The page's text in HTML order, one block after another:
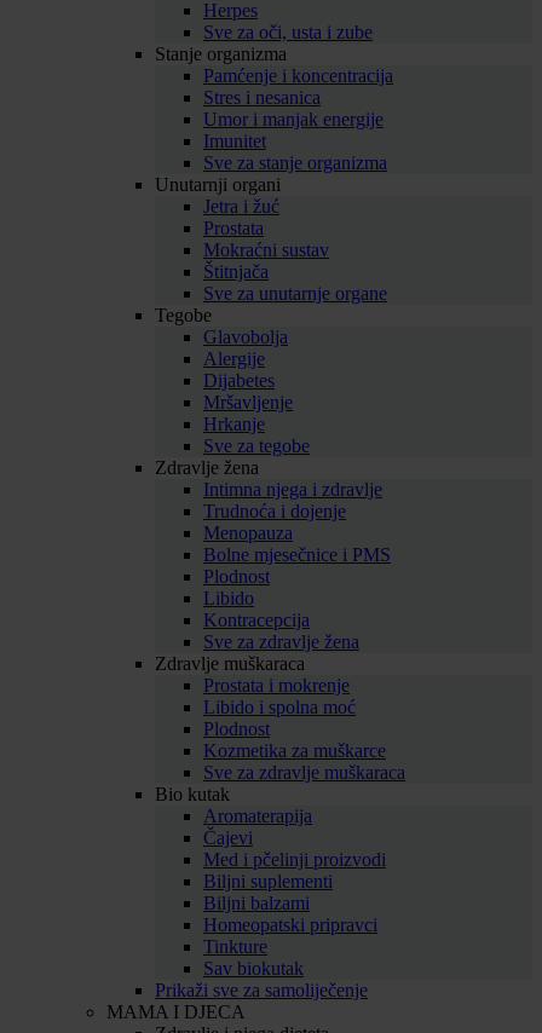
Herpes
Sve za oči, usta i zube
Stanje organizma
Pamćenje i koncentracija
Stres i nesanica
Umor i manjak energije
Imunitet
Sve za stanje organizma
Unutarnji organi
Jetra i žuć
Prostata
Mokraćni sustav
Štitnjača
Sve za unutarnje organe
Tegobe
Glavobolja
Alergije
Dijabetes
Mršavljenje
Hrkanje
Sve za tegobe
Zdravlje žena
Intimna njega i zdravlje
Trudnoća i dojenje
Menopauza
Bolne mjesečnice i PMS
Plodnost
Libido
Kontracepcija
Sve za zdravlje žena
Zdravlje muškaraca
Prostata i mokrenje
Libido i spolna moć
Plodnost
Kozmetika za muškarce
Sve za zdravlje muškaraca
Bio kutak
Aromaterapija
Čajevi
Med i pčelinji proizvodi
Biljni suplementi
Biljni balzami
Homeopatski pripravci
Tinkture
Sav biokutak
Prikaži sve za samoliječenje
MAMA I DJECA